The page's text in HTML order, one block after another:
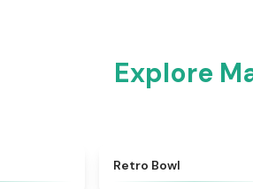
Explore
Retro Bowl